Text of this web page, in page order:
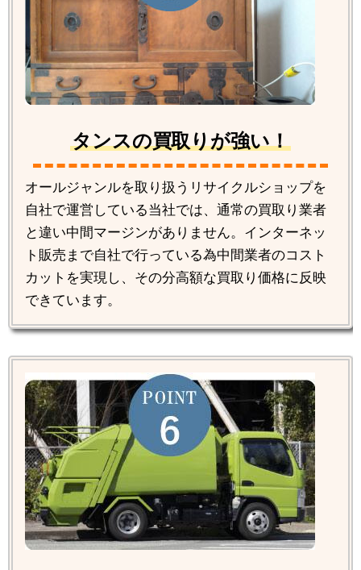
タンスの買取りが強い！
オールジャンルを取り扱うリサイクルショップを
自社で運営している当社では、通常の買取り業者
と違い中間マージンがありません。インターネッ
ト販売まで自社で行っている為中間業者のコスト
カットを実現し、その分高額な買取り価格に反映
できています。